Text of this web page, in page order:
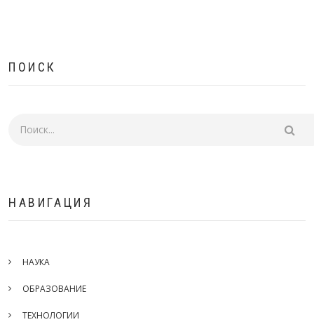
ПОИСК
НАВИГАЦИЯ
НАУКА
ОБРАЗОВАНИЕ
ТЕХНОЛОГИИ